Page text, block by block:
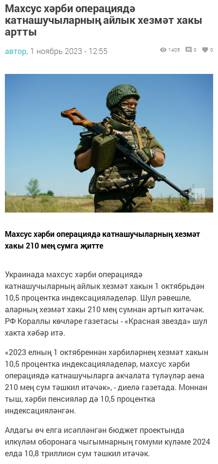
Махсус хәрби операциядә
катнашучыларның айлык хезмәт хакы
артты
автор, 1 ноябрь 2023 - 12:55 1405 0 0
Махсус хәрби операциядә катнашучыларның хезмәт
хакы 210 мең сумга җитте
Украинада махсус хәрби операциядә
катнашучыларның айлык хезмәт хакын 1 октябрьдән
10,5 процентка индексацияләделәр. Шул рәвешле,
аларның хезмәт хакы 210 мең сумнан артып китәчәк.
РФ Кораллы көчләре газетасы - «Красная звезда» шул
хакта хәбәр итә.
«2023 елның 1 октябреннән хәрбиләрнең хезмәт хакын
10,5 процентка индексацияләделәр, махсус хәрби
операциядә катнашучыларга акчалата түләүләр аена
210 мең сум тәшкил итәчәк», - диелә газетада. Моннан
тыш, хәрби пенсияләр дә 10,5 процентка
индексацияләнгән.
Алдагы өч елга исәпләнгән бюджет проектында
илкүләм оборонага чыгымнарның гомуми күләме 2024
елда 10,8 триллион сум тәшкил итәчәк.